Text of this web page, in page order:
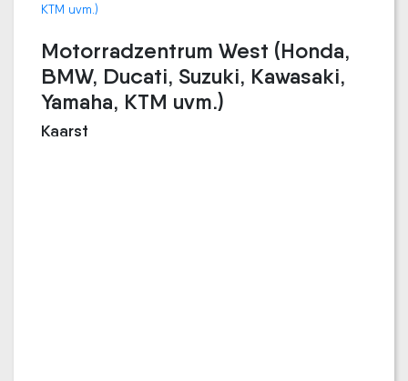
KTM uvm.)
Motorradzentrum West (Honda,
BMW, Ducati, Suzuki, Kawasaki,
Yamaha, KTM uvm.)
Kaarst